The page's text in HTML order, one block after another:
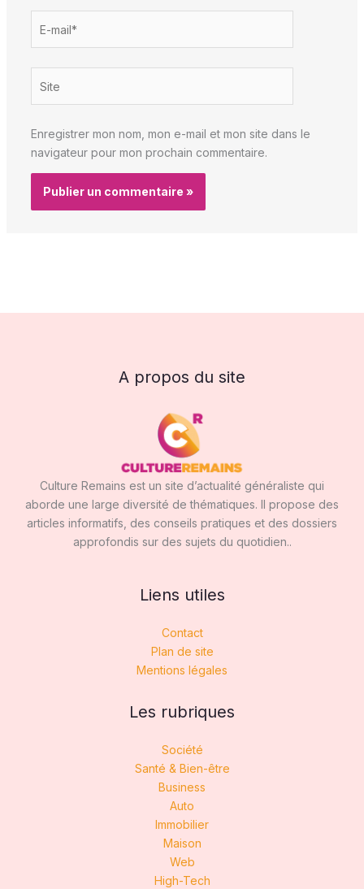
mail*
Enregistrer mon nom, mon e-mail et mon site dans le
navigateur pour mon prochain commentaire.
A propos du site
Culture Remains est un site d’actualité généraliste qui
aborde une large diversité de thématiques. Il propose des
articles informatifs, des conseils pratiques et des dossiers
approfondis sur des sujets du quotidien..
Liens utiles
Contact
Plan de site
Mentions légales
Les rubriques
Société
Santé & Bien-être
Business
Auto
Immobilier
Maison
Web
High-Tech